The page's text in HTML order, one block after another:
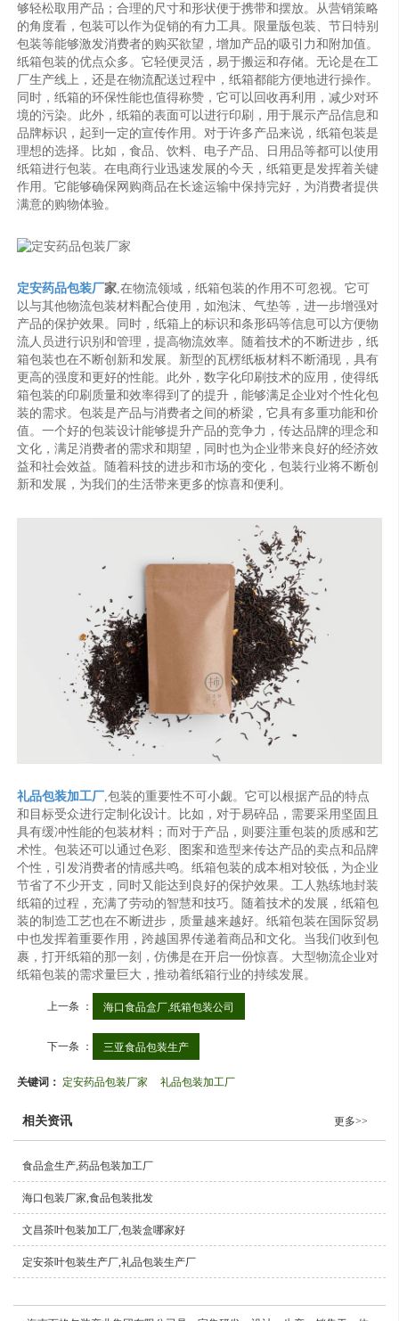
够轻松取用产品；合理的尺寸和形状便于携带和摆放。从营销策略
的角度看，包装可以作为促销的有力工具。限量版包装、节日特别
包装等能够激发消费者的购买欲望，增加产品的吸引力和附加值。
纸箱包装的优点众多。它轻便灵活，易于搬运和存储。无论是在工
厂生产线上，还是在物流配送过程中，纸箱都能方便地进行操作。
同时，纸箱的环保性能也值得称赞，它可以回收再利用，减少对环
境的污染。此外，纸箱的表面可以进行印刷，用于展示产品信息和
品牌标识，起到一定的宣传作用。对于许多产品来说，纸箱包装是
理想的选择。比如，食品、饮料、电子产品、日用品等都可以使用
纸箱进行包装。在电商行业迅速发展的今天，纸箱更是发挥着关键
作用。它能够确保网购商品在长途运输中保持完好，为消费者提供
满意的购物体验。
定安药品包装厂家 ,在物流领域，纸箱包装的作用不可忽视。它可
以与其他物流包装材料配合使用，如泡沫、气垫等，进一步增强对
产品的保护效果。同时，纸箱上的标识和条形码等信息可以方便物
流人员进行识别和管理，提高物流效率。随着技术的不断进步，纸
箱包装也在不断创新和发展。新型的瓦楞纸板材料不断涌现，具有
更高的强度和更好的性能。此外，数字化印刷技术的应用，使得纸
箱包装的印刷质量和效率得到了的提升，能够满足企业对个性化包
装的需求。包装是产品与消费者之间的桥梁，它具有多重功能和价
值。一个好的包装设计能够提升产品的竞争力，传达品牌的理念和
文化，满足消费者的需求和期望，同时也为企业带来良好的经济效
益和社会效益。随着科技的进步和市场的变化，包装行业将不断创
新和发展，为我们的生活带来更多的惊喜和便利。
礼品包装加工厂,包装的重要性不可小觑。它可以根据产品的特点
和目标受众进行定制化设计。比如，对于易碎品，需要采用坚固且
具有缓冲性能的包装材料；而对于产品，则要注重包装的质感和艺
术性。包装还可以通过色彩、图案和造型来传达产品的卖点和品牌
个性，引发消费者的情感共鸣。纸箱包装的成本相对较低，为企业
节省了不少开支，同时又能达到良好的保护效果。工人熟练地封装
纸箱的过程，充满了劳动的智慧和技巧。随着技术的发展，纸箱包
装的制造工艺也在不断进步，质量越来越好。纸箱包装在国际贸易
中也发挥着重要作用，跨越国界传递着商品和文化。当我们收到包
裹，打开纸箱的那一刻，仿佛是在开启一份惊喜。大型物流企业对
纸箱包装的需求量巨大，推动着纸箱行业的持续发展。
上一条 ： 海口食品盒厂,纸箱包装公司
下一条 ： 三亚食品包装生产
关键词： 定安药品包装厂家 礼品包装加工厂
相关资讯 更多>>
食品盒生产,药品包装加工厂
海口包装厂家,食品包装批发
文昌茶叶包装加工厂,包装盒哪家好
定安茶叶包装生产厂,礼品包装生产厂